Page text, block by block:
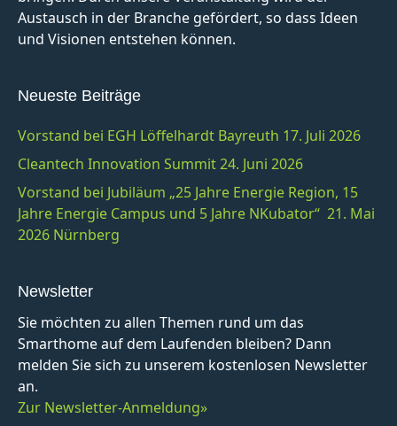
Austausch in der Branche gefördert, so dass Ideen
und Visionen entstehen können.
Neueste Beiträge
Vorstand bei EGH Löffelhardt Bayreuth 17. Juli 2026
Cleantech Innovation Summit 24. Juni 2026
Vorstand bei Jubiläum „25 Jahre Energie Region, 15
Jahre Energie Campus und 5 Jahre NKubator“ 21. Mai
2026 Nürnberg
Newsletter
Sie möchten zu allen Themen rund um das
Smarthome auf dem Laufenden bleiben? Dann
melden Sie sich zu unserem kostenlosen Newsletter
an.
Zur Newsletter-Anmeldung»